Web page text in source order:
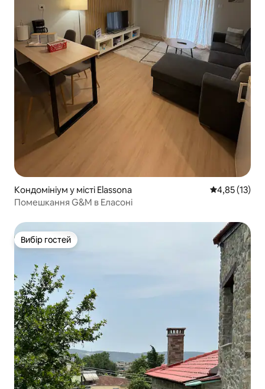
Кондомініум у місті Elassona Середня
4,85 (13)
Помешкання G&M в Еласоні
Вибір гостей
Вибір гостей